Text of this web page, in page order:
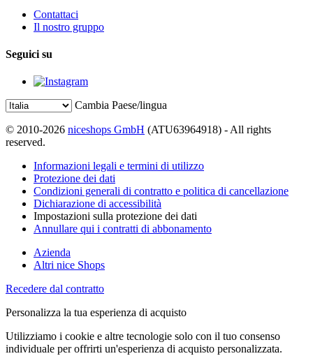
Contattaci
Il nostro gruppo
Seguici su
Cambia Paese/lingua
© 2010-2026 niceshops GmbH (ATU63964918) - All rights
reserved.
Informazioni legali e termini di utilizzo
Protezione dei dati
Condizioni generali di contratto e politica di cancellazione
Dichiarazione di accessibilità
Impostazioni sulla protezione dei dati
Annullare qui i contratti di abbonamento
Azienda
Altri nice Shops
Recedere dal contratto
Personalizza la tua esperienza di acquisto
Utilizziamo i cookie e altre tecnologie solo con il tuo consenso
individuale per offrirti un'esperienza di acquisto personalizzata.